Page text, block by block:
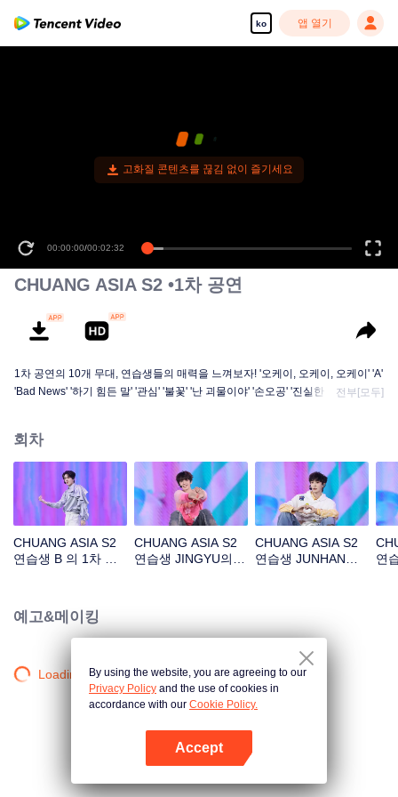
ko 앱 열기
고화질 콘텐츠를 끊김 없이 즐기세요
00:00:00/00:02:32
CHUANG ASIA S2 •1차 공연
1차 공연의 10개 무대, 연습생들의 매력을 느껴보자! '오케이, 오케이, 오케이' 'A'
'Bad News' '하기 힘든 말' '관심' '불꽃' '난 괴물이야' '손오공' '진실한 사랑' '달빛
전부[모두]
회차
CHUANG ASIA S2
연습생 B 의 1차 공
CHUANG ASIA S2
연습생 JINGYU의 1
CHUANG ASIA S2
연습생 JUNHAN의 1
연
예고&메이킹
Loading…By using the website, you are agreeing to our
Privacy Policy and the use of cookies in
accordance with our Cookie Policy.
Accept